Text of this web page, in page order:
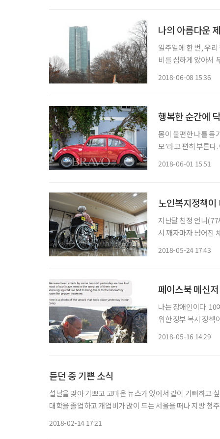
나의 아름다운
일주일에 한 번, 우
비를 심하게 앓아서
2018-06-08 15:36
행복한 순간에
몸이 불편한 나를 돕
모’라고 편히 부른다
2018-06-01 15:51
노인복지정책
지난달 친정 언니(77
서 깨자마자 넘어진
2018-05-24 17:43
페이스북 메신
나는 장애인이다. 10
위한 정부 복지 정책
2018-05-16 14:29
듣던 중 기쁜 소식
설날을 맞아 기쁘고 고마운 뉴스가 있어서 같이 기뻐하고 싶어서 올려 본다. 우리 집 도우미 아줌마(
대학을 졸업하고 개업비가 많이 드는 서울을 떠나 지방 청
2018-02-14 17:21